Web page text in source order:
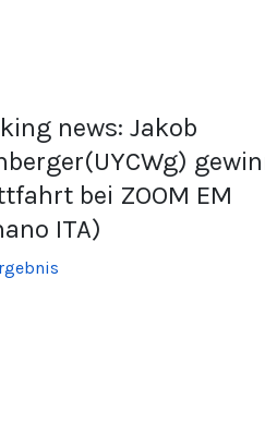
news: Jakob
bei ZOOM EM
ITA)